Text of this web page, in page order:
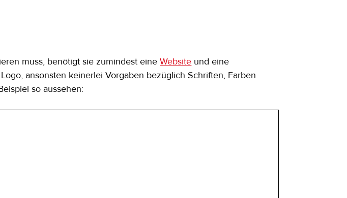
muss, benötigt sie zumindest eine Website und eine
ansonsten keinerlei Vorgaben bezüglich Schriften, Farben
so aussehen: